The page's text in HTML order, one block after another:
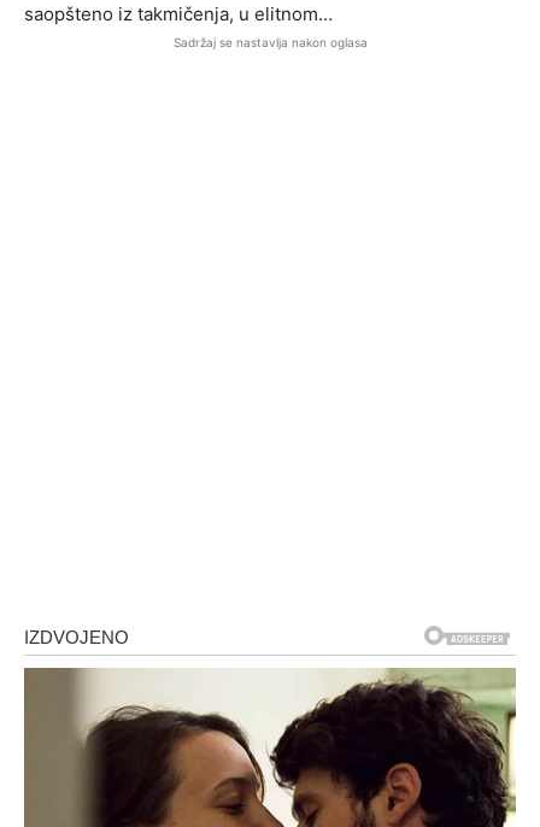
saopšteno iz takmičenja, u elitnom…
Sadržaj se nastavlja nakon oglasa